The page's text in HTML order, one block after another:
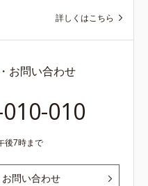
詳しくはこちら
お問い合わせ
010
後7時まで
問い合わせ